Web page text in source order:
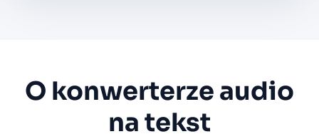
O konwerterze audio
na tekst